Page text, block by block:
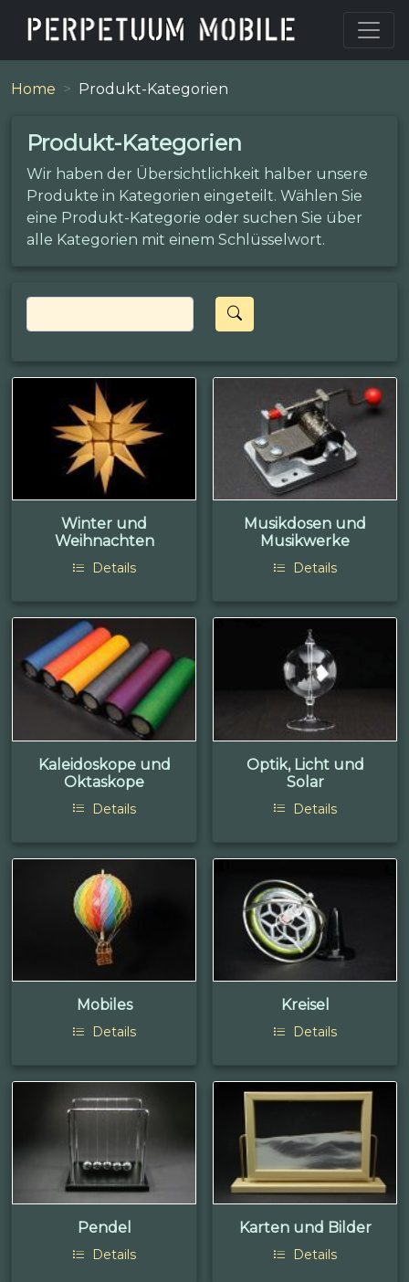
Home Produkt-Kategorien
Produkt-Kategorien
Wir haben der Übersichtlichkeit halber unsere
Produkte in Kategorien eingeteilt. Wählen Sie
eine Produkt-Kategorie oder suchen Sie über
alle Kategorien mit einem Schlüsselwort.
Winter und
Weihnachten
Details
Musikdosen und
Musikwerke
Details
Kaleidoskope und
Oktaskope
Details
Optik, Licht und
Solar
Details
Mobiles
Details
Kreisel
Details
Pendel
Details
Karten und Bilder
Details